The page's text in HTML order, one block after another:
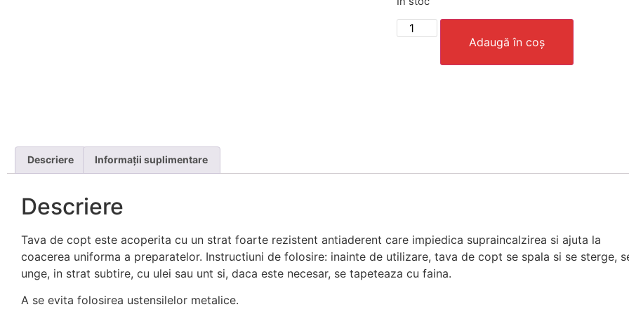
Adaugă în coș
Descriere Informații suplimentare
Descriere
Tava de copt este acoperita cu un strat foarte rezistent antiaderent care impiedica supraincalzirea si ajuta la
coacerea uniforma a preparatelor. Instructiuni de folosire: inainte de utilizare, tava de copt se spala si se sterge,
unge, in strat subtire, cu ulei sau unt si, daca este necesar, se tapeteaza cu faina.
A se evita folosirea ustensilelor metalice.